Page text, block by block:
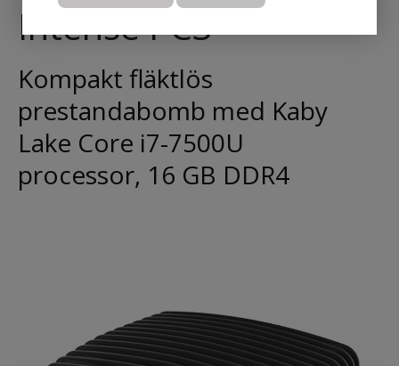
Intense PC3
Kompakt fläktlös
prestandabomb med Kaby
Lake Core i7-7500U
processor, 16 GB DDR4